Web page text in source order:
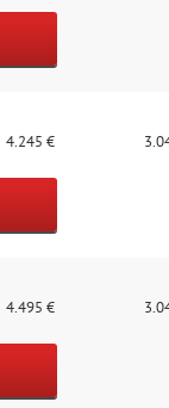
4.245 €
4.495 €